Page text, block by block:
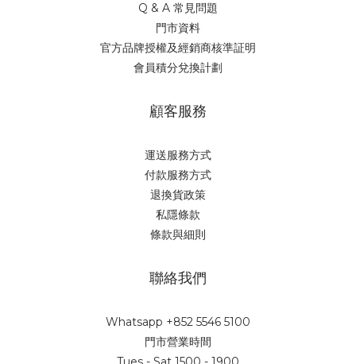
Q & A 常見問題
門市資料
官方品牌授權及經銷商核準証明
會員積分兌換計劃
顧客服務
運送服務方式
付款服務方式
退換貨政策
私隱條款
條款與細則
聯絡我們
Whatsapp +852 5546 5100
門市營業時間